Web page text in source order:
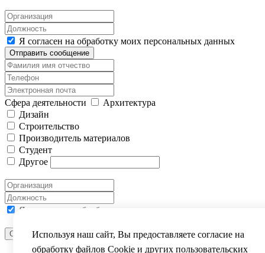
Я согласен на обработку моих персональных данных
Отправить сообщение
Сфера деятельности
Архитектура
Дизайн
Строительство
Производитель материалов
Студент
Другое
Я согласен на обработку моих персональных данных
Отправить сообщение
ВЫ УСПЕШНО ЗАРЕГИСТРИРОВАНЫ
Используя наш сайт, Вы предоставляете согласие на
обработку файлов Сookie и других пользовательских